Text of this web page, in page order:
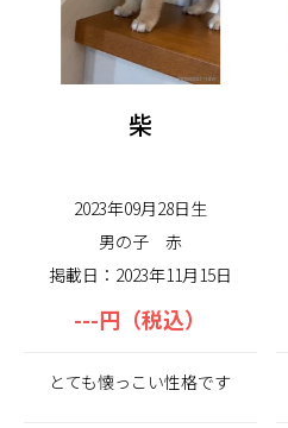
柴
2023年09月28日生
男の子
赤
掲載日：2023年11月15日
---円（税込）
とても懐っこい性格です